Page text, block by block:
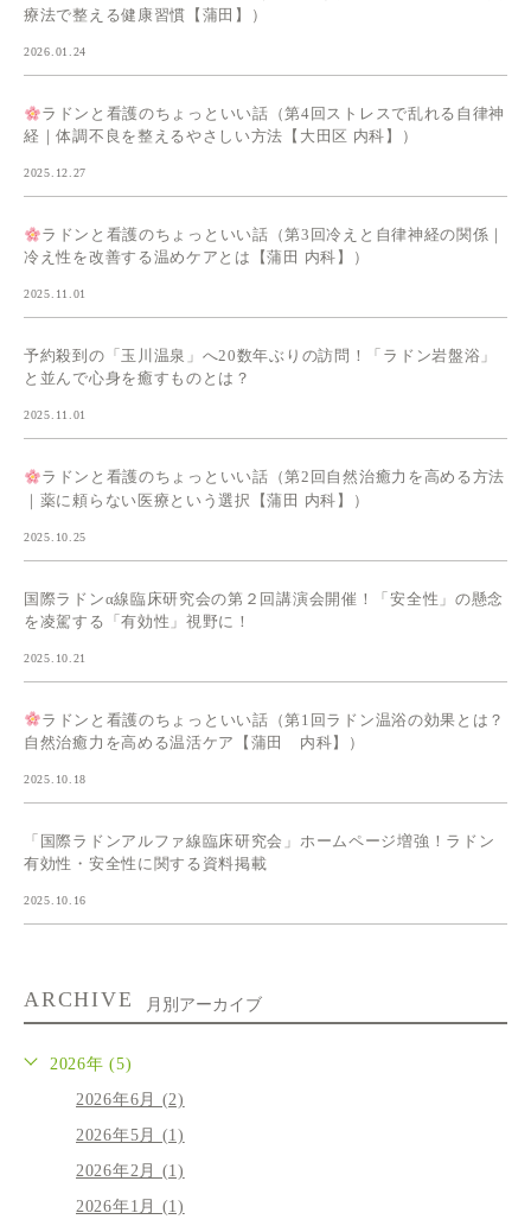
療法で整える健康習慣【蒲田】）
2026.01.24
ラドンと看護のちょっといい話（第4回ストレスで乱れる自律神
経｜体調不良を整えるやさしい方法【大田区 内科】）
2025.12.27
ラドンと看護のちょっといい話（第3回冷えと自律神経の関係｜
冷え性を改善する温めケアとは【蒲田 内科】）
2025.11.01
予約殺到の「玉川温泉」へ20数年ぶりの訪問！「ラドン岩盤浴」
と並んで心身を癒すものとは？
2025.11.01
ラドンと看護のちょっといい話（第2回自然治癒力を高める方法
｜薬に頼らない医療という選択【蒲田 内科】）
2025.10.25
国際ラドンα線臨床研究会の第２回講演会開催！「安全性」の懸念
を凌駕する「有効性」視野に！
2025.10.21
ラドンと看護のちょっといい話（第1回ラドン温浴の効果とは？
自然治癒力を高める温活ケア【蒲田 内科】）
2025.10.18
「国際ラドンアルファ線臨床研究会」ホームページ増強！ラドン
有効性・安全性に関する資料掲載
2025.10.16
ARCHIVE 月別アーカイブ
2026年 (5)
2026年6月 (2)
2026年5月 (1)
2026年2月 (1)
2026年1月 (1)